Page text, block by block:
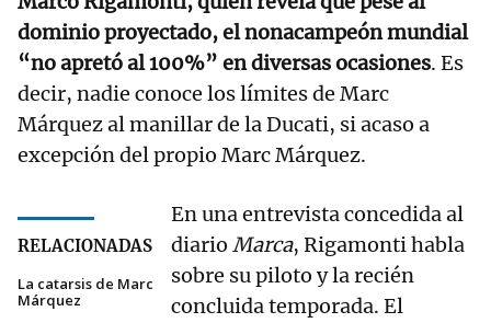
dominio proyectado, el nonacampeón mundial
“no apretó al 100%” en diversas ocasiones. Es
decir, nadie conoce los límites de Marc
Márquez al manillar de la Ducati, si acaso a
excepción del propio Marc Márquez.
RELACIONADAS
La catarsis de Marc
Márquez
En una entrevista concedida al
diario Marca, Rigamonti habla
sobre su piloto y la recién
concluida temporada. El